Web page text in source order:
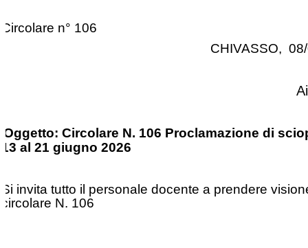
Circolare n° 106
CHIVASSO,
Oggetto: Circolare N. 106 Proclamazione di
13 al 21 giugno 2026
Si invita tutto il personale docente a prendere
circolare N. 106